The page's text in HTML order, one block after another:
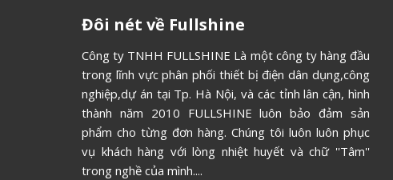
Đôi nét về Fullshine
Công ty TNHH FULLSHINE Là một công ty hàng đầu
trong lĩnh vực phân phối thiết bị điện dân dụng,công
nghiệp,dự án tại Tp. Hà Nội, và các tỉnh lân cận, hình
thành năm 2010 FULLSHINE luôn bảo đảm sản
phẩm cho từng đơn hàng. Chúng tôi luôn luôn phục
vụ khách hàng với lòng nhiệt huyết và chữ ''Tâm''
trong nghề của mình....